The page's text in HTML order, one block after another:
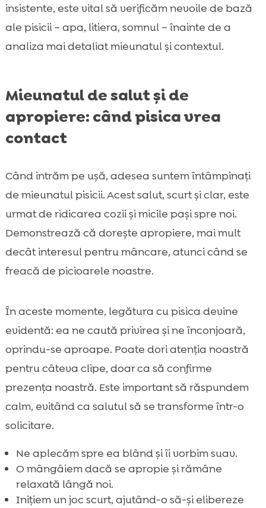
insistente, este vital să verificăm nevoile de bază
ale pisicii – apa, litiera, somnul – înainte de a
analiza mai detaliat mieunatul și contextul.
Mieunatul de salut și de
apropiere: când pisica vrea
contact
Când intrăm pe ușă, adesea suntem întâmpinați
de mieunatul pisicii. Acest salut, scurt și clar, este
urmat de ridicarea cozii şi micile pași spre noi.
Demonstrează că dorește apropiere, mai mult
decât interesul pentru mâncare, atunci când se
freacă de picioarele noastre.
În aceste momente, legătura cu pisica devine
evidentă: ea ne caută privirea și ne înconjoară,
oprindu-se aproape. Poate dori atenția noastră
pentru câteva clipe, doar ca să confirme
prezența noastră. Este important să răspundem
calm, evitând ca salutul să se transforme într-o
solicitare.
Ne aplecăm spre ea blând și îi vorbim suav.
O mângâiem dacă se apropie și rămâne
relaxată lângă noi.
Inițiem un joc scurt, ajutând-o să-și elibereze